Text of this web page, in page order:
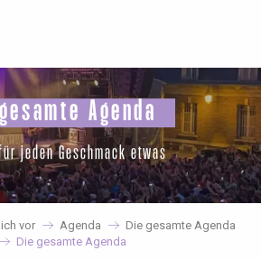
Agenda
jeden Geschmack etwas
vor Agenda
Die gesamte Agenda
Die gesamte Agenda